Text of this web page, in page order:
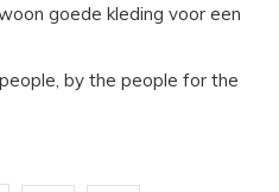
goede kleding voor een
by the people for the